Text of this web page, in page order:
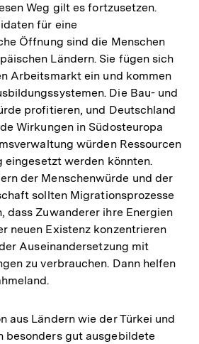
Weg gilt es fortzusetzen.
für eine
Öffnung sind die Menschen
Ländern. Sie fügen sich
Arbeitsmarkt ein und kommen
Die Bau- und
profitieren, und Deutschland
Wirkungen in Südosteuropa
würden Ressourcen
werden könnten.
der Menschenwürde und der
sollten Migrationsprozesse
dass Zuwanderer ihre Energien
neuen Existenz konzentrieren
Auseinandersetzung mit
zu verbrauchen. Dann helfen
aus Ländern wie der Türkei und
besonders gut ausgebildete